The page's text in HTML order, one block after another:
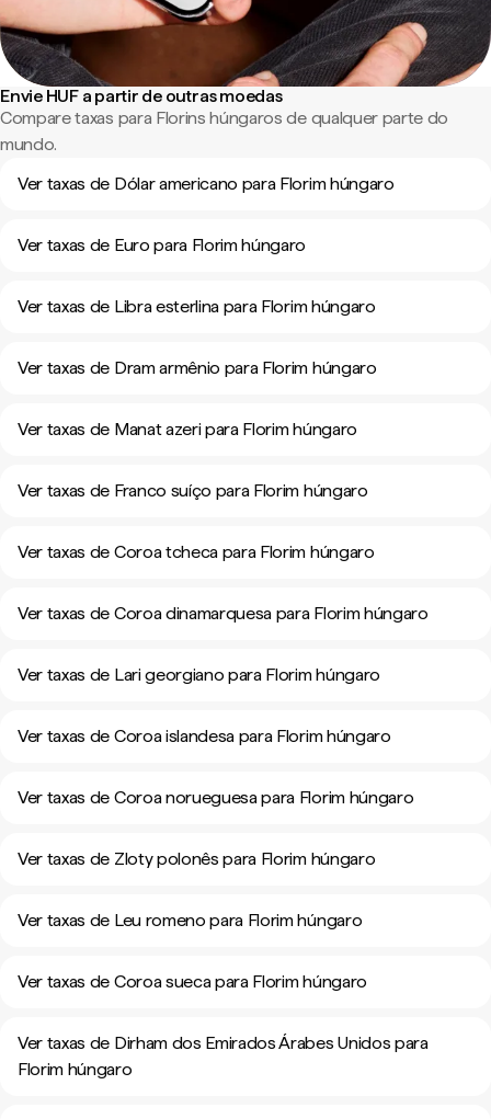
Envie HUF a partir de outras moedas
Compare taxas para Florins húngaros de qualquer parte do
mundo.
Ver taxas de Dólar americano para Florim húngaro
Ver taxas de Euro para Florim húngaro
Ver taxas de Libra esterlina para Florim húngaro
Ver taxas de Dram armênio para Florim húngaro
Ver taxas de Manat azeri para Florim húngaro
Ver taxas de Franco suíço para Florim húngaro
Ver taxas de Coroa tcheca para Florim húngaro
Ver taxas de Coroa dinamarquesa para Florim húngaro
Ver taxas de Lari georgiano para Florim húngaro
Ver taxas de Coroa islandesa para Florim húngaro
Ver taxas de Coroa norueguesa para Florim húngaro
Ver taxas de Zloty polonês para Florim húngaro
Ver taxas de Leu romeno para Florim húngaro
Ver taxas de Coroa sueca para Florim húngaro
Ver taxas de Dirham dos Emirados Árabes Unidos para
Florim húngaro